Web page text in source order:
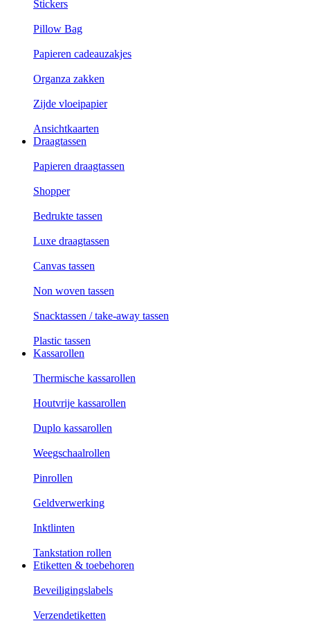
Stickers
Pillow Bag
Papieren cadeauzakjes
Organza zakken
Zijde vloeipapier
Ansichtkaarten
Draagtassen
Papieren draagtassen
Shopper
Bedrukte tassen
Luxe draagtassen
Canvas tassen
Non woven tassen
Snacktassen / take-away tassen
Plastic tassen
Kassarollen
Thermische kassarollen
Houtvrije kassarollen
Duplo kassarollen
Weegschaalrollen
Pinrollen
Geldverwerking
Inktlinten
Tankstation rollen
Etiketten & toebehoren
Beveiligingslabels
Verzendetiketten